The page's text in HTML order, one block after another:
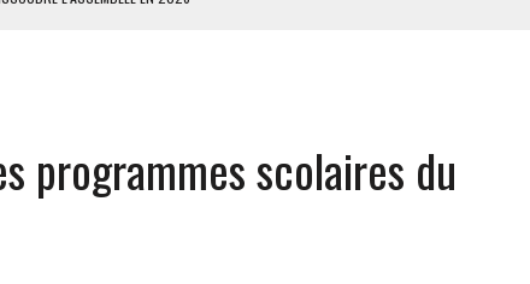
AVEC LA GUERRE CONTRE L’IRAN
programmes scolaires du